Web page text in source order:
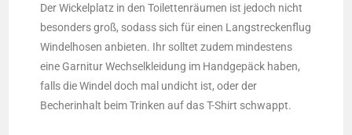
Der Wickelplatz in den Toilettenräumen ist jedoch nicht
besonders groß, sodass sich für einen Langstreckenflug
Windelhosen anbieten. Ihr solltet zudem mindestens
eine Garnitur Wechselkleidung im Handgepäck haben,
falls die Windel doch mal undicht ist, oder der
Becherinhalt beim Trinken auf das T-Shirt schwappt.